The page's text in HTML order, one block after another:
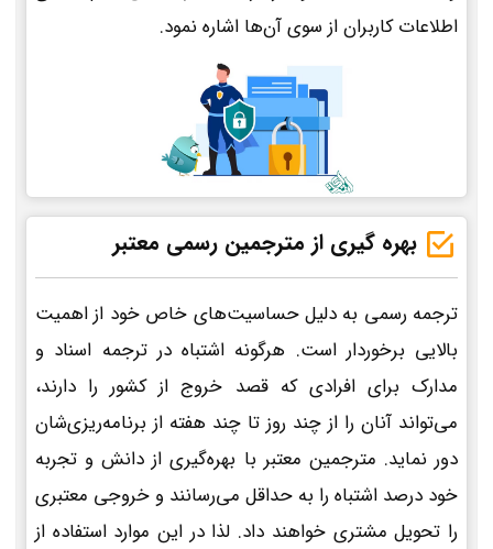
اطلاعات کاربران از سوی آن‌ها اشاره نمود.
بهره گیری از مترجمین رسمی معتبر
ترجمه رسمی به دلیل حساسیت‌های خاص خود از اهمیت
بالایی برخوردار است. هرگونه اشتباه در ترجمه اسناد و
مدارک برای افرادی که قصد خروج از کشور را دارند،
می‌تواند آنان را از چند روز تا چند هفته از برنامه‌ریزی‌شان
دور نماید. مترجمین معتبر با بهره‌گیری از دانش و تجربه
خود درصد اشتباه را به حداقل می‌رسانند و خروجی معتبری
را تحویل مشتری خواهند داد. لذا در این موارد استفاده از